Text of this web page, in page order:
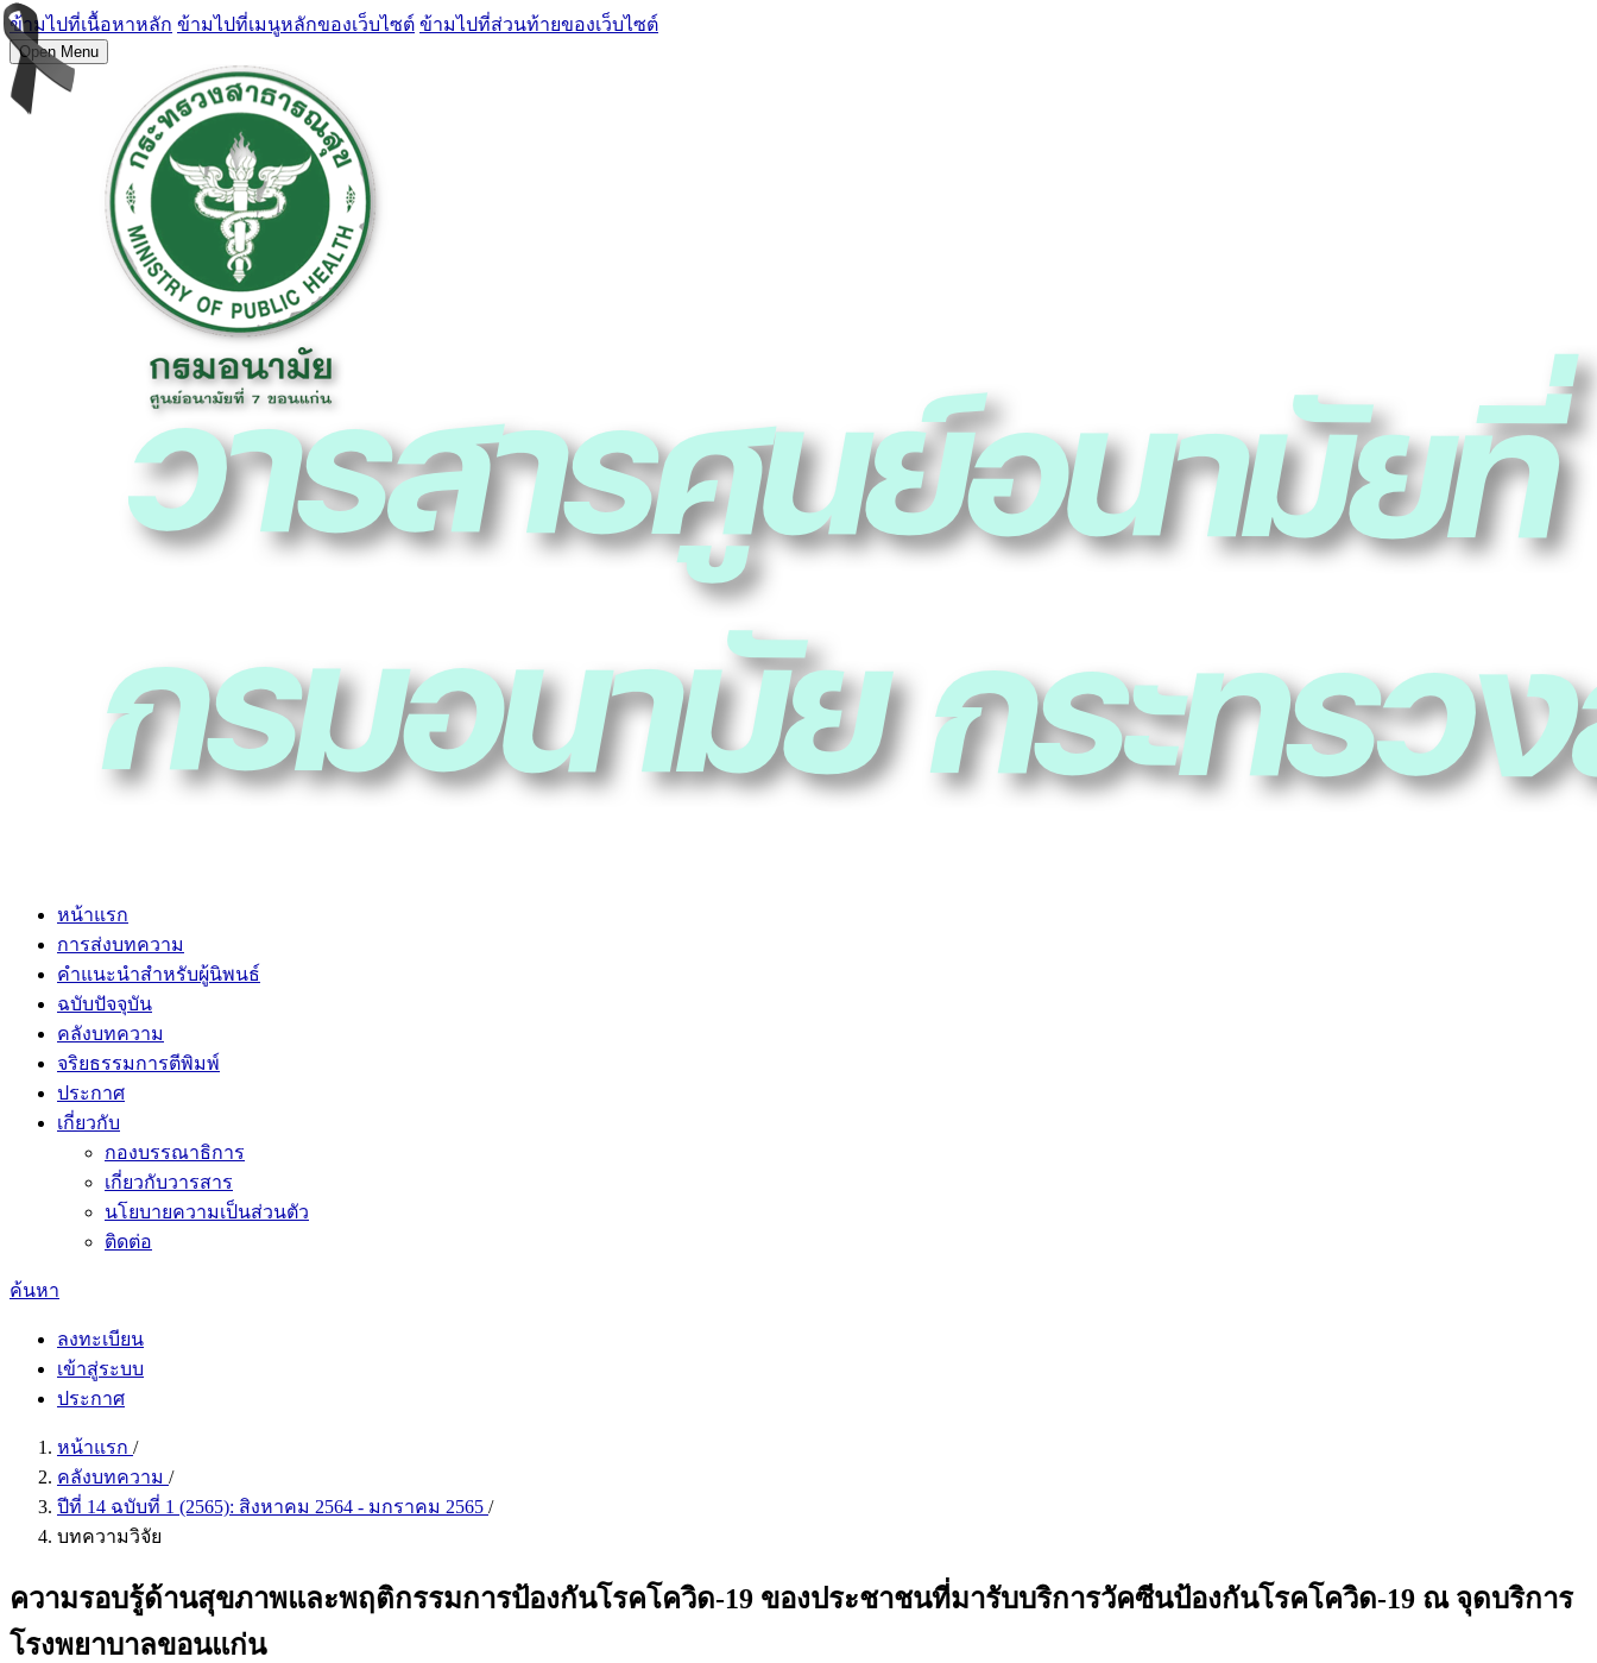
ข้ามไปที่เนื้อหาหลัก ข้ามไปที่เมนูหลักของเว็บไซต์ ข้ามไปที่ส่วนท้ายของเว็บไซต์
Open Menu
หน้าแรก
การส่งบทความ
คำแนะนำสำหรับผู้นิพนธ์
ฉบับปัจจุบัน
คลังบทความ
จริยธรรมการตีพิมพ์
ประกาศ
เกี่ยวกับ
กองบรรณาธิการ
เกี่ยวกับวารสาร
นโยบายความเป็นส่วนตัว
ติดต่อ
ค้นหา
ลงทะเบียน
เข้าสู่ระบบ
ประกาศ
หน้าแรก /
คลังบทความ /
ปีที่ 14 ฉบับที่ 1 (2565): สิงหาคม 2564 - มกราคม 2565 /
บทความวิจัย
ความรอบรู้ด้านสุขภาพและพฤติกรรมการป้องกันโรคโควิด-19 ของประชาชนที่มารับบริการวัคซีนป้องกันโรคโควิด-19 ณ จุดบริการ
โรงพยาบาลขอนแก่น